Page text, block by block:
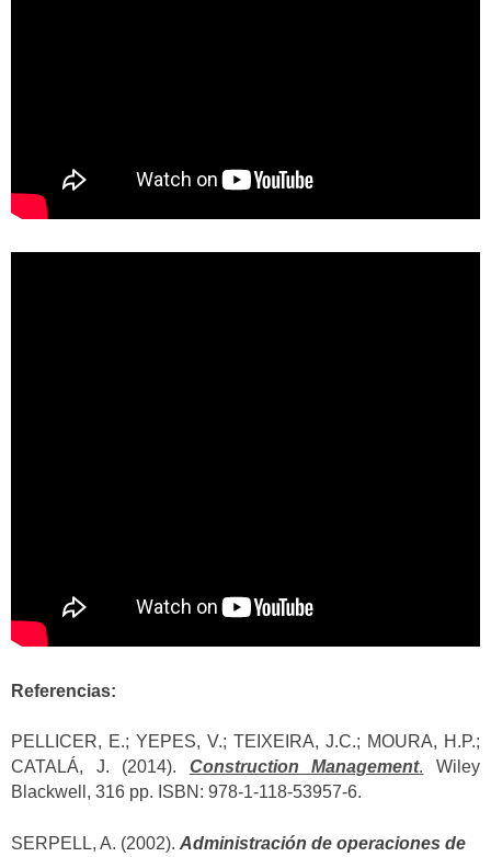
Referencias:
PELLICER, E.; YEPES, V.; TEIXEIRA, J.C.; MOURA, H.P.;
CATALÁ, J. (2014). Construction Management. Wiley
Blackwell, 316 pp. ISBN: 978-1-118-53957-6.
SERPELL, A. (2002). Administración de operaciones de